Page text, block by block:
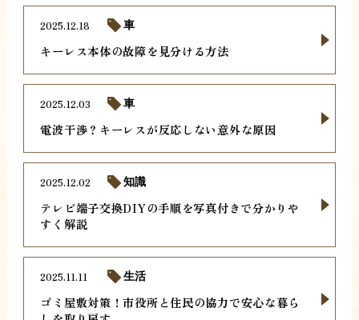
キーレス本体の故障を見分ける方法
2025.12.18 車
電波干渉？キーレスが反応しない意外な原因
2025.12.03 車
テレビ端子交換DIYの手順を写真付きで分かりや
すく解説
2025.12.02 知識
ゴミ屋敷対策！市役所と住民の協力で安心な暮ら
2025.11.11 生活